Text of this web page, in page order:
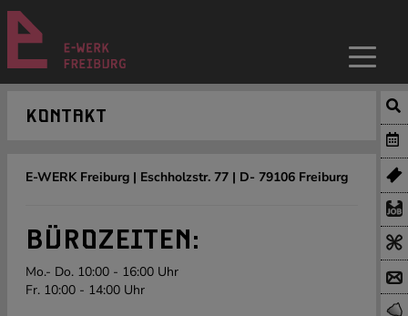
KONTAKT
E-WERK Freiburg | Eschholzstr. 77 | D- 79106 Freiburg
BÜROZEITEN:
Mo.- Do. 10:00 - 16:00 Uhr
Fr. 10:00 - 14:00 Uhr